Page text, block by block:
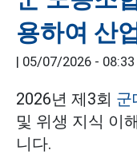
용하여 산
| 05/07/2026 - 08:33
2026년 제3회 군
및 위생 지식 이
니다.